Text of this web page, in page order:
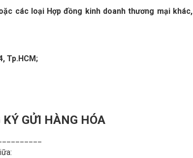
các loại Hợp đồng kinh doanh thương mại khác,
Tp.HCM;
GỬI HÀNG HÓA